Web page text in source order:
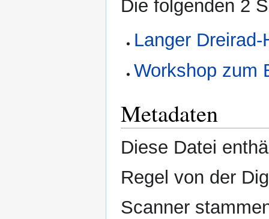
Die folgenden 2
Langer
Workshop zum
Metadaten
Diese Datei
Regel von der
Scanner